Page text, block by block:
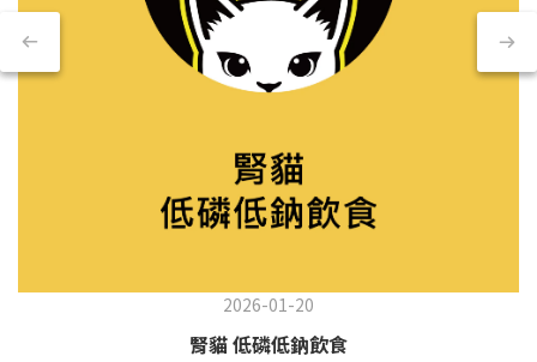
2026-01-20
腎貓 低磷低鈉飲食